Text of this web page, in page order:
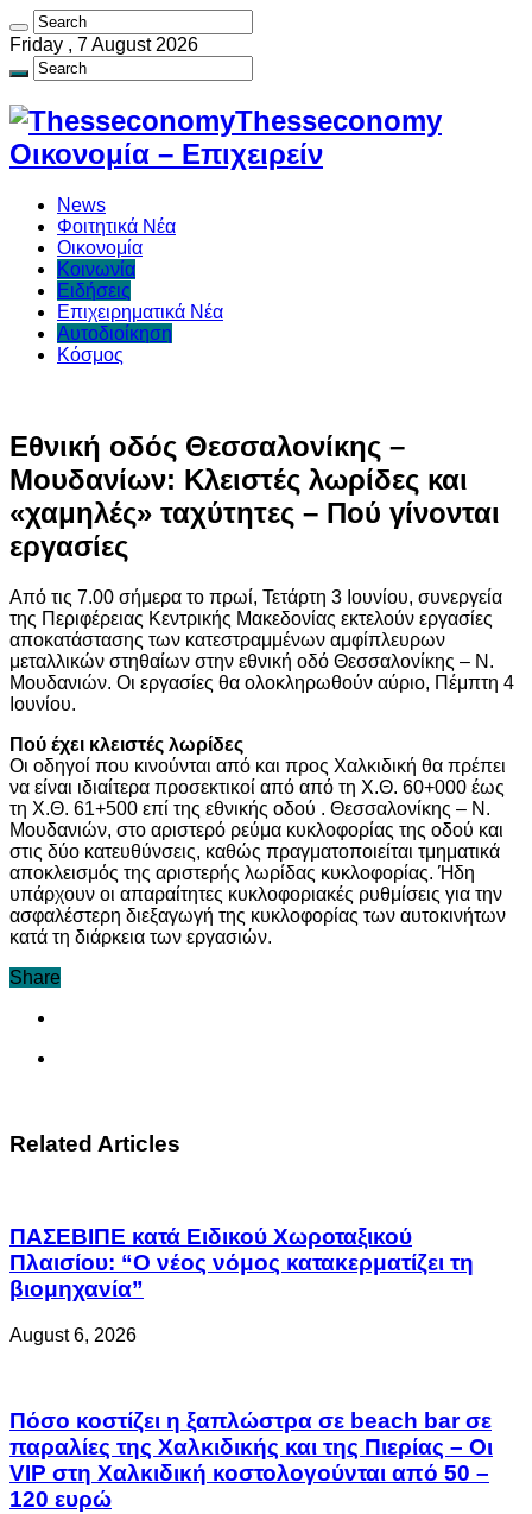
Friday , 7 August 2026
Thesseconomy
Οικονομία – Επιχειρείν
News
Φοιτητικά Νέα
Οικονομία
Κοινωνία
Ειδήσεις
Επιχειρηματικά Νέα
Αυτοδιοίκηση
Κόσμος
Εθνική οδός Θεσσαλονίκης –
Μουδανίων: Κλειστές λωρίδες και
«χαμηλές» ταχύτητες – Πού γίνονται
εργασίες
Από τις 7.00 σήμερα το πρωί, Τετάρτη 3 Ιουνίου, συνεργεία
της Περιφέρειας Κεντρικής Μακεδονίας εκτελούν εργασίες
αποκατάστασης των κατεστραμμένων αμφίπλευρων
μεταλλικών στηθαίων στην εθνική οδό Θεσσαλονίκης – Ν.
Μουδανιών. Οι εργασίες θα ολοκληρωθούν αύριο, Πέμπτη 4
Ιουνίου.
Πού έχει κλειστές λωρίδες
Οι οδηγοί που κινούνται από και προς Χαλκιδική θα πρέπει
να είναι ιδιαίτερα προσεκτικοί από από τη Χ.Θ. 60+000 έως
τη Χ.Θ. 61+500 επί της εθνικής οδού . Θεσσαλονίκης – Ν.
Μουδανιών, στο αριστερό ρεύμα κυκλοφορίας της οδού και
στις δύο κατευθύνσεις, καθώς πραγματοποιείται τμηματικά
αποκλεισμός της αριστερής λωρίδας κυκλοφορίας. Ήδη
υπάρχουν οι απαραίτητες κυκλοφοριακές ρυθμίσεις για την
ασφαλέστερη διεξαγωγή της κυκλοφορίας των αυτοκινήτων
κατά τη διάρκεια των εργασιών.
Share
Related Articles
ΠΑΣΕΒΙΠΕ κατά Ειδικού Χωροταξικού
Πλαισίου: “Ο νέος νόμος κατακερματίζει τη
βιομηχανία”
August 6, 2026
Πόσο κοστίζει η ξαπλώστρα σε beach bar σε
παραλίες της Χαλκιδικής και της Πιερίας – Οι
VIP στη Χαλκιδική κοστολογούνται από 50 –
120 ευρώ